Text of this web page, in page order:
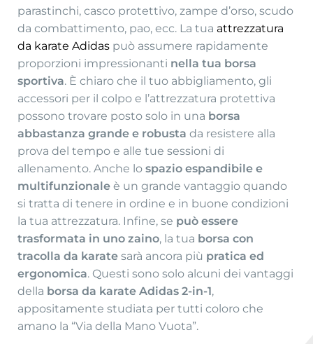
parastinchi, casco protettivo, zampe d’orso, scudo
da combattimento, pao, ecc. La tua attrezzatura
da karate Adidas può assumere rapidamente
proporzioni impressionanti nella tua borsa
sportiva. È chiaro che il tuo abbigliamento, gli
accessori per il colpo e l’attrezzatura protettiva
possono trovare posto solo in una borsa
abbastanza grande e robusta da resistere alla
prova del tempo e alle tue sessioni di
allenamento. Anche lo spazio espandibile e
multifunzionale è un grande vantaggio quando
si tratta di tenere in ordine e in buone condizioni
la tua attrezzatura. Infine, se può essere
trasformata in uno zaino, la tua borsa con
tracolla da karate sarà ancora più pratica ed
ergonomica. Questi sono solo alcuni dei vantaggi
della borsa da karate Adidas 2-in-1,
appositamente studiata per tutti coloro che
amano la “Via della Mano Vuota”.